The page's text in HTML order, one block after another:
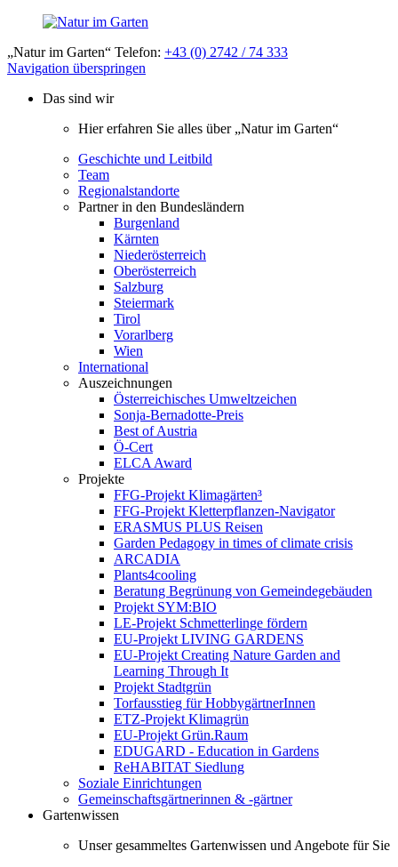
„Natur im Garten“ Telefon: +43 (0) 2742 / 74 333
Navigation überspringen
Das sind wir
Hier erfahren Sie alles über „Natur im Garten“
Geschichte und Leitbild
Team
Regionalstandorte
Partner in den Bundesländern
Burgenland
Kärnten
Niederösterreich
Oberösterreich
Salzburg
Steiermark
Tirol
Vorarlberg
Wien
International
Auszeichnungen
Österreichisches Umweltzeichen
Sonja-Bernadotte-Preis
Best of Austria
Ö-Cert
ELCA Award
Projekte
FFG-Projekt Klimagärten³
FFG-Projekt Kletterpflanzen-Navigator
ERASMUS PLUS Reisen
Garden Pedagogy in times of climate crisis
ARCADIA
Plants4cooling
Beratung Begrünung von Gemeindegebäuden
Projekt SYM:BIO
LE-Projekt Schmetterlinge fördern
EU-Projekt LIVING GARDENS
EU-Projekt Creating Nature Garden and
Learning Through It
Projekt Stadtgrün
Torfausstieg für HobbygärtnerInnen
ETZ-Projekt Klimagrün
EU-Projekt Grün.Raum
EDUGARD - Education in Gardens
ReHABITAT Siedlung
Soziale Einrichtungen
Gemeinschaftsgärtnerinnen & -gärtner
Gartenwissen
Unser gesammeltes Gartenwissen und Angebote für Sie